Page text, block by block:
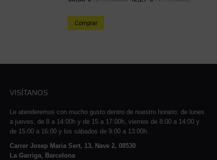
Comprar
VISÍTANOS
Le atenderemos con mucho gusto dentro de nuestro horario: de lunes
a jueves, de 8 a 14:00h y de 15 a 17:00h, viernes de 8:00 a 14:00 y
de 15:00 a 16:00 y los sábados de 9:00 a 13:00h.
Carrer Josep Maria Sert, 13, Nave 2, 08530
La Garriga, Barcelona